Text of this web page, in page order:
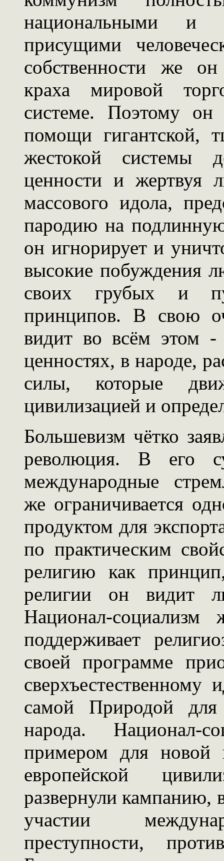
национальными и
присущими
собственности же
краха мировой
системе. Поэтому он
помощи гигантской,
жестокой системы
ценности и жертвуя
массового идола,
пародию на
он игнорирует и
высокие побуждения
своих грубых и
принципов. В свою
видит во всём этом -
ценностях, в народе,
силы, которые
цивилизацией и
Большевизм чётко
революция. В его
международные
же ограничивается
продуктом для
по практическим
религию как
религии он видит
Национал-
поддерживает
своей программе
сверхъестественному
самой Природой для
народа. Национал-
примером для
европейской
развернули кампанию,
участии
преступности,